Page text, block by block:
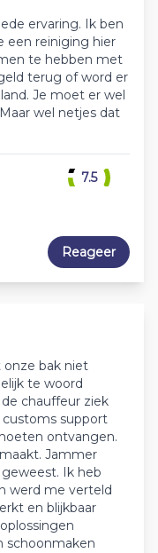
ervaring. Ik ben
een reiniging hier
te hebben met
terug of word er
Je moet er wel
wel netjes dat
7.5
Reageer
bak niet
te woord
chauffeur ziek
customs support
ontvangen.
Jammer
Ik heb
werd me verteld
en blijkbaar
schoonmaken